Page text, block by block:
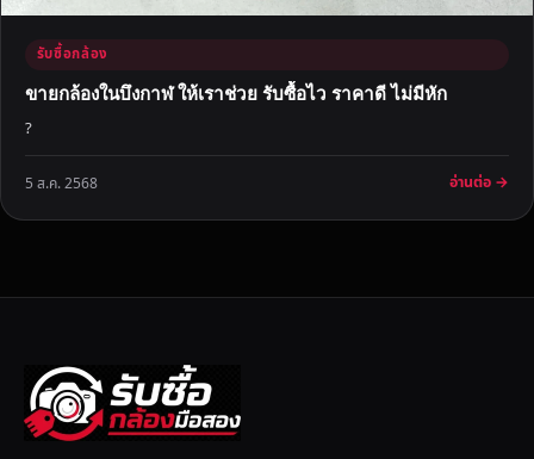
รับซื้อกล้อง
ขายกล้องในบึงกาฬ ให้เราช่วย รับซื้อไว ราคาดี ไม่มีหัก
?
5 ส.ค. 2568 อ่านต่อ →